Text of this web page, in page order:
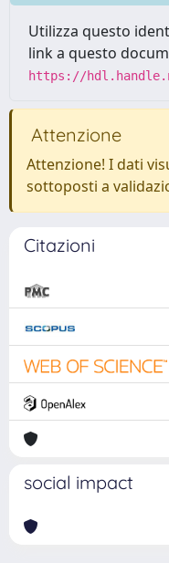
Utilizza questo
link a questo
https://
Attenzione
Attenzione! I dati
sottoposti a
Citazioni
social impact